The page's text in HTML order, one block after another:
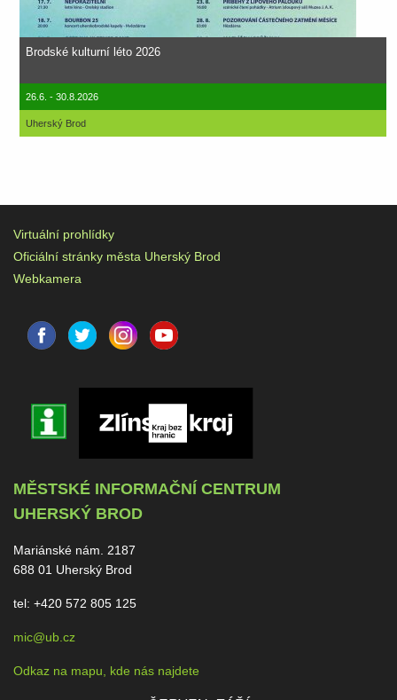
Brodské kulturní léto 2026
26.6. - 30.8.2026
Uherský Brod
Virtuální prohlídky
Oficiální stránky města Uherský Brod
Webkamera
MĚSTSKÉ INFORMAČNÍ CENTRUM
UHERSKÝ BROD
Mariánské nám. 2187
688 01 Uherský Brod
tel: +420 572 805 125
mic@ub.cz
Odkaz na mapu, kde nás najdete